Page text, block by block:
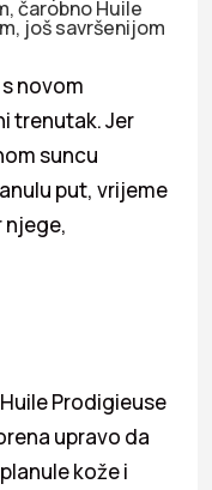
čarobno Huile
još savršenijom
novom
trenutak. Jer
suncu
put, vrijeme
njege,
Prodigieuse
upravo da
kože i